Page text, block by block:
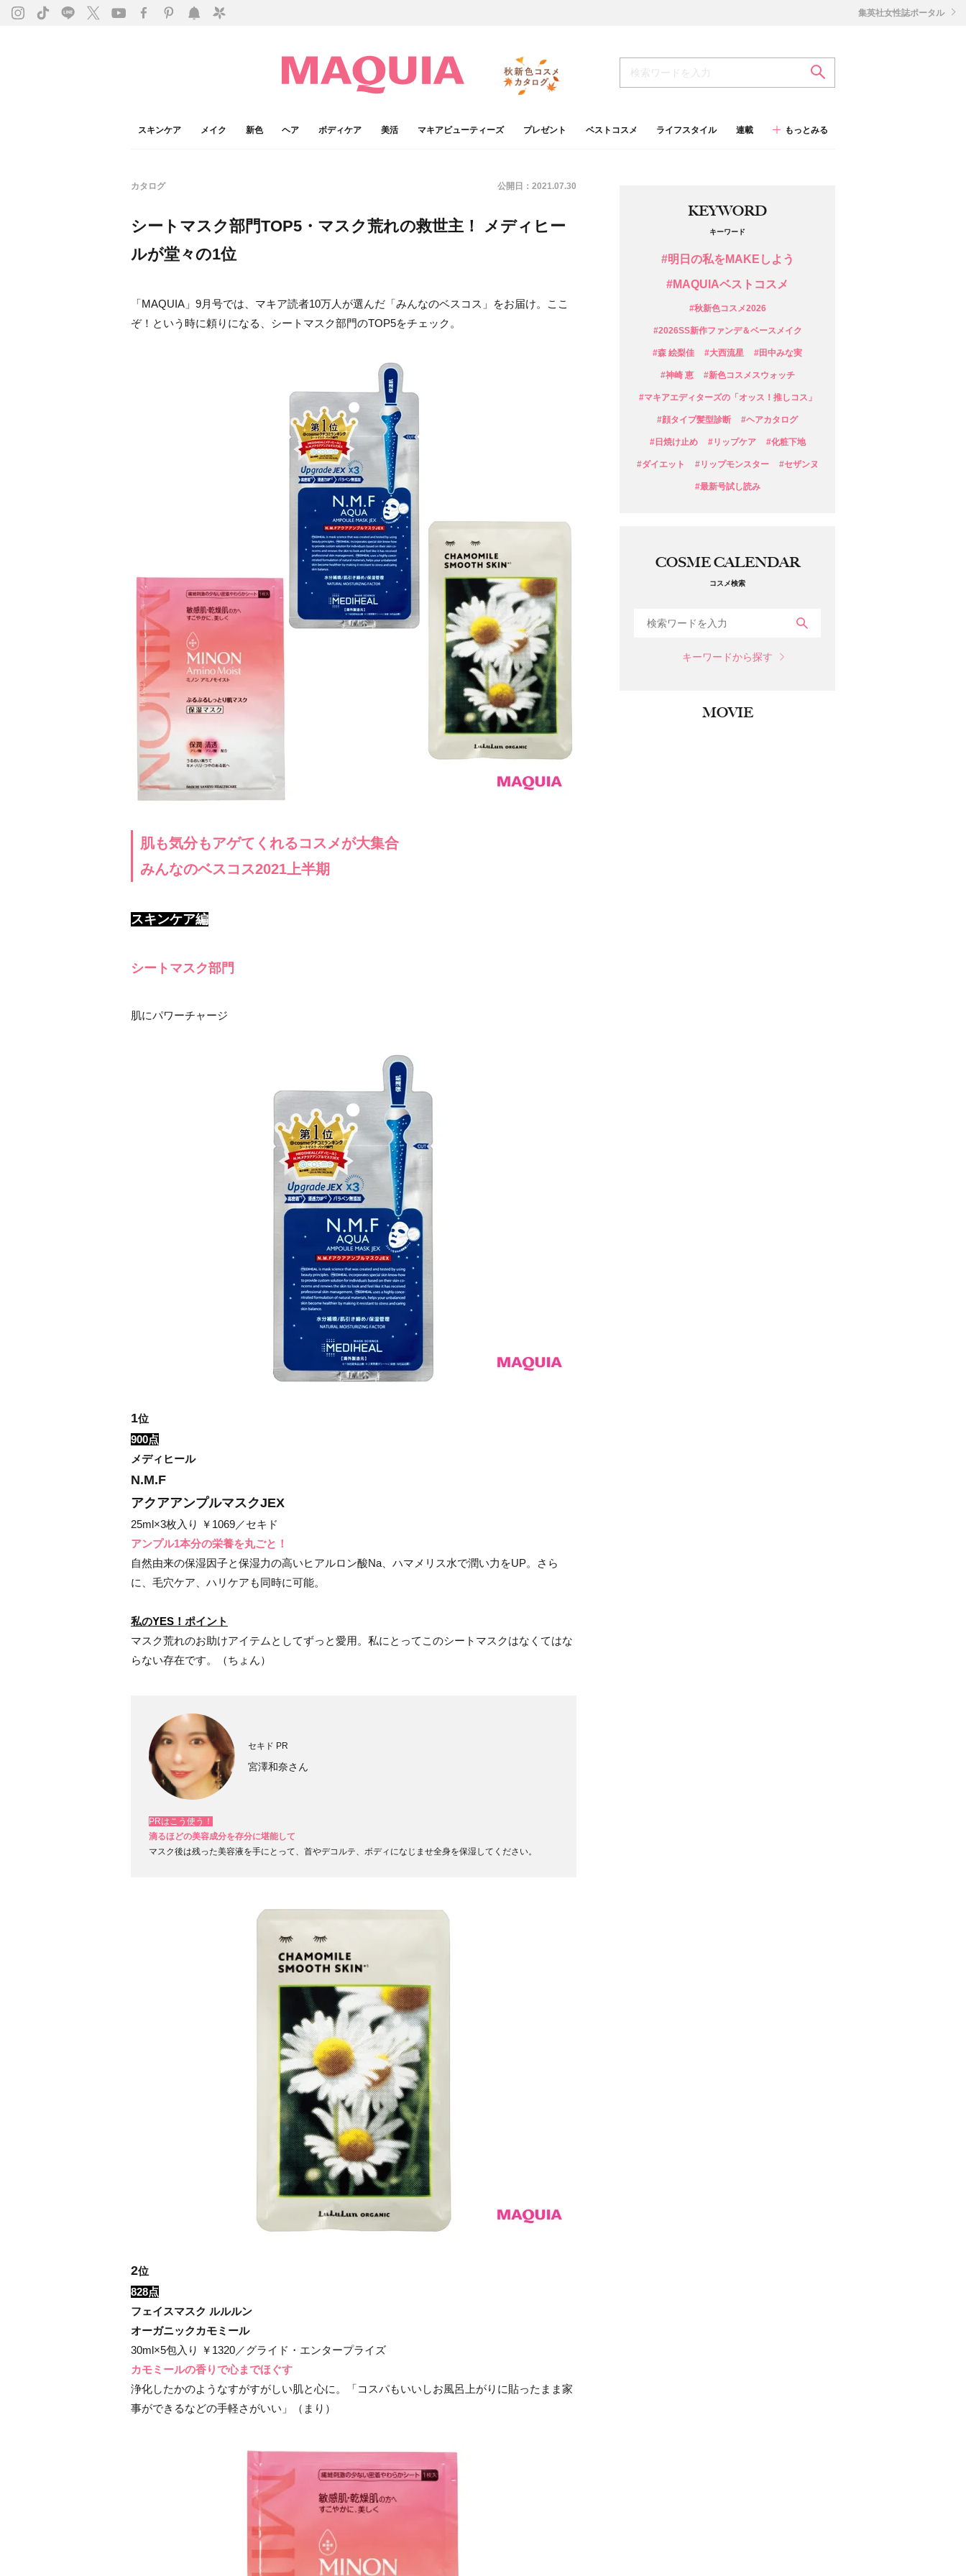
スキンケア メイク 新色 ヘア ボディケア 美活 マキアビューティーズ プレゼント ベストコスメ ライフスタイル 連載 もっとみる
集英社女性誌ポータル
カタログ 公開日： 2021.07.30
シートマスク部門TOP5・マスク荒れの救世主！ メディヒー
ルが堂々の1位
「MAQUIA」9月号では、マキア読者10万人が選んだ「みんなのベスコス」をお届け。ここ
ぞ！という時に頼りになる、シートマスク部門のTOP5をチェック。
肌も気分もアゲてくれるコスメが大集合
みんなのベスコス2021上半期
スキンケア編
シートマスク部門
肌にパワーチャージ
1位
900点
メディヒール
N.M.F
アクアアンプルマスクJEX
25ml×3枚入り ￥1069／セキド
アンプル1本分の栄養を丸ごと！
自然由来の保湿因子と保湿力の高いヒアルロン酸Na、ハマメリス水で潤い力をUP。さら
に、毛穴ケア、ハリケアも同時に可能。
私のYES！ ポイント
マスク荒れのお助けアイテムとしてずっと愛用。私にとってこのシートマスクはなくてはな
らない存在です。（ちょん）
セキド PR
宮澤和奈さん
PRはこう使う！
滴るほどの美容成分を存分に堪能して
マスク後は残った美容液を手にとって、首やデコルテ、ボディになじませ全身を保湿してください。
2位
828点
フェイスマスク ルルルン
オーガニックカモミール
30ml×5包入り ￥1320／グライド・エンタープライズ
カモミールの香りで心までほぐす
浄化したかのようなすがすがしい肌と心に。「コスパもいいしお風呂上がりに貼ったまま家
事ができるなどの手軽さがいい」（まり）
KEYWORD
キーワード
#明日の私をMAKEしよう
#MAQUIAベストコスメ
#秋新色コスメ2026
#2026SS新作ファンデ＆ベースメイク
#森 絵梨佳 #大西流星 #田中みな実
#神崎 恵 #新色コスメスウォッチ
#マキアエディターズの「オッス！推しコス」
#顔タイプ髪型診断 #ヘアカタログ
#日焼け止め #リップケア #化粧下地
#ダイエット #リップモンスター #セザンヌ
#最新号試し読み
COSME CALENDAR
コスメ検索
キーワードから探す
MOVIE